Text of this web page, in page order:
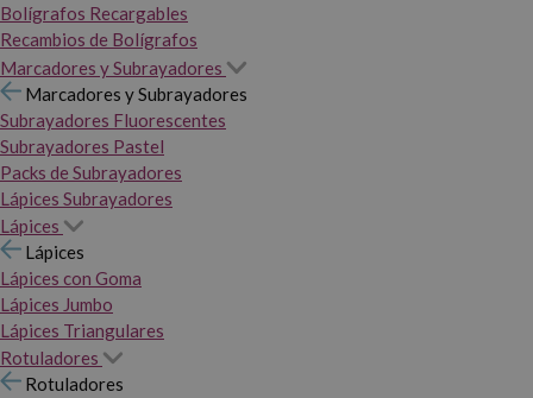
Bolígrafos Recargables
Recambios de Bolígrafos
Marcadores y Subrayadores
Marcadores y Subrayadores
Subrayadores Fluorescentes
Subrayadores Pastel
Packs de Subrayadores
Lápices Subrayadores
Lápices
Lápices
Lápices con Goma
Lápices Jumbo
Lápices Triangulares
Rotuladores
Rotuladores